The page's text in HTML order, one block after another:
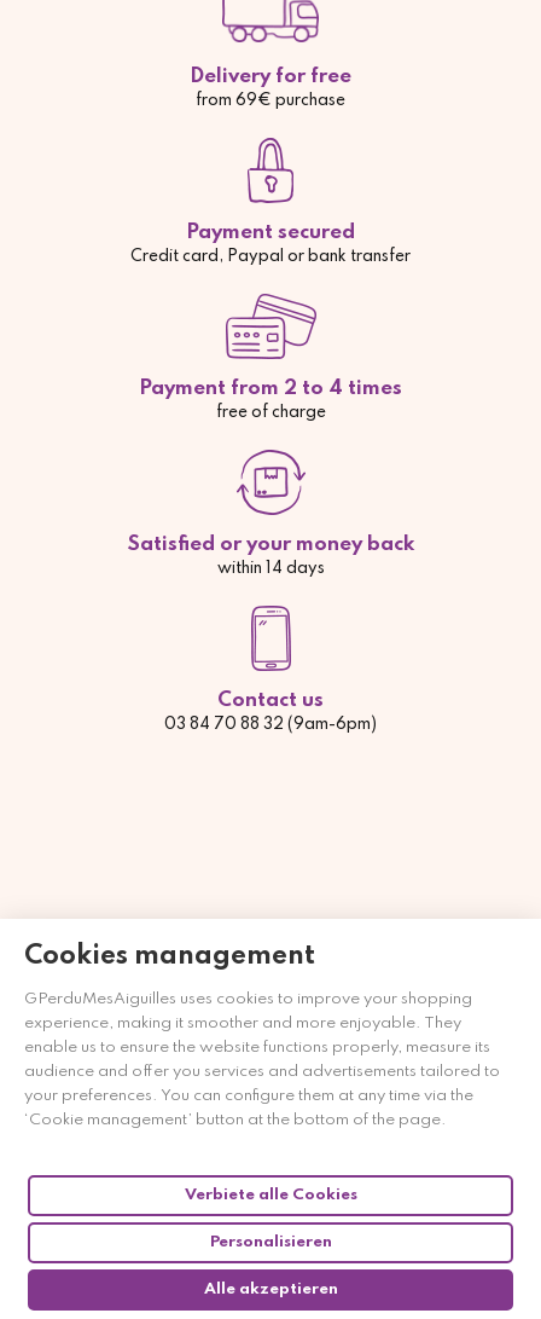
Cookies management
GPerduMesAiguilles uses cookies to improve your shopping
experience, making it smoother and more enjoyable. They
enable us to ensure the website functions properly, measure its
audience and offer you services and advertisements tailored to
your preferences. You can configure them at any time via the
‘Cookie management’ button at the bottom of the page.
Alle akzeptieren
Verbiete alle Cookies
Personalisieren
Delivery for free
from 69€ purchase
Payment secured
Credit card, Paypal or bank transfer
Payment from 2 to 4 times
free of charge
Satisfied or your money back
within 14 days
Contact us
03 84 70 88 32 (9am-6pm)
Händler zugelassen von Gesellschaft für Garantierte
Bewertungen, Klicken Sie hier.